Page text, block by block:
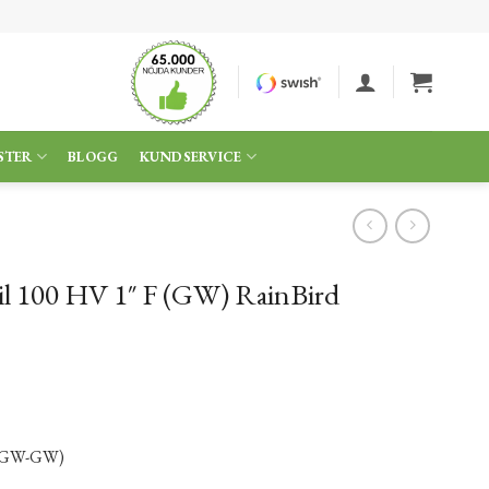
BLOGG KUNDSERVICE
100 HV 1″ F (GW) RainBird
GW)